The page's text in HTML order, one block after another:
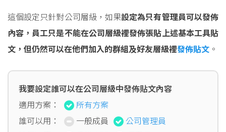
這個設定只針對公司層級，如果設定為只有管理員可以發佈
內容，員工只是不能在公司層級裡發佈張貼上述基本工具貼
文，但仍然可以在他們加入的群組及好友層級裡發佈貼文 。
我要設定誰可以在公司層級中發佈貼文內容
適用方案：
所有方案
誰可以用：
一般成員
公司管理員